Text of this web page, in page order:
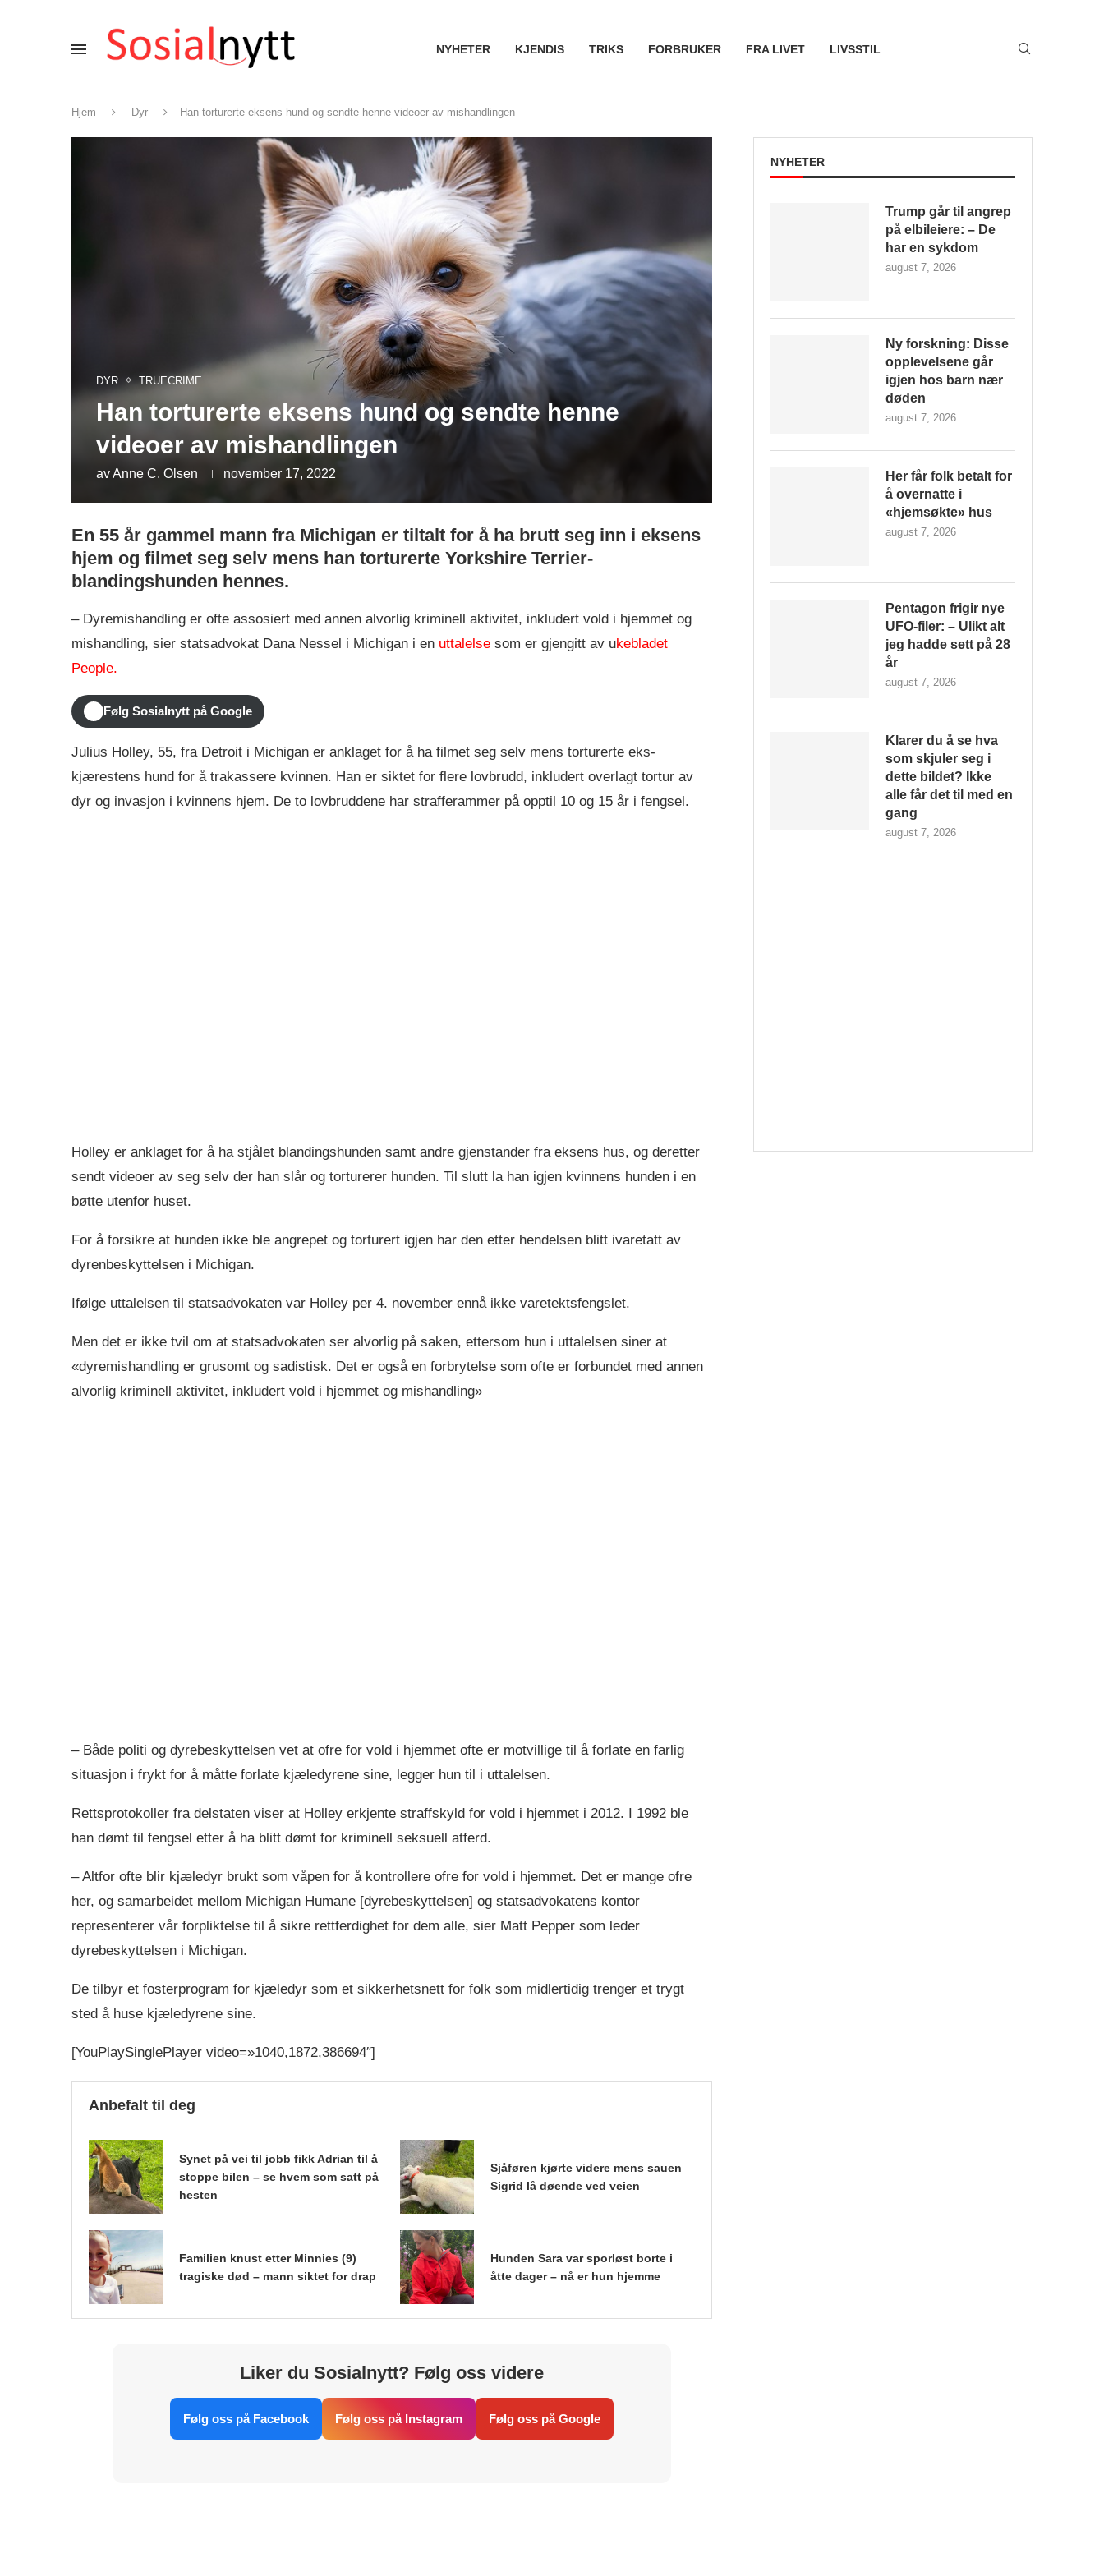
NYHETER KJENDIS TRIKS FORBRUKER FRA LIVET LIVSSTIL
Hjem Dyr Han torturerte eksens hund og sendte henne videoer av mishandlingen
DYR TRUECRIME
Han torturerte eksens hund og sendte henne
videoer av mishandlingen
avAnne C. Olsen november 17, 2022
En 55 år gammel mann fra Michigan er tiltalt for å ha brutt seg inn i eksens
hjem og filmet seg selv mens han torturerte Yorkshire Terrier-
blandingshunden hennes.
– Dyremishandling er ofte assosiert med annen alvorlig kriminell aktivitet, inkludert vold i hjemmet og
mishandling, sier statsadvokat Dana Nessel i Michigan i en uttalelse som er gjengitt av ukebladet
People.
Følg Sosialnytt på Google
Julius Holley, 55, fra Detroit i Michigan er anklaget for å ha filmet seg selv mens torturerte eks-
kjærestens hund for å trakassere kvinnen. Han er siktet for flere lovbrudd, inkludert overlagt tortur av
dyr og invasjon i kvinnens hjem. De to lovbruddene har strafferammer på opptil 10 og 15 år i fengsel.
Holley er anklaget for å ha stjålet blandingshunden samt andre gjenstander fra eksens hus, og deretter
sendt videoer av seg selv der han slår og torturerer hunden. Til slutt la han igjen kvinnens hunden i en
bøtte utenfor huset.
For å forsikre at hunden ikke ble angrepet og torturert igjen har den etter hendelsen blitt ivaretatt av
dyrenbeskyttelsen i Michigan.
Ifølge uttalelsen til statsadvokaten var Holley per 4. november ennå ikke varetektsfengslet.
Men det er ikke tvil om at statsadvokaten ser alvorlig på saken, ettersom hun i uttalelsen siner at
«dyremishandling er grusomt og sadistisk. Det er også en forbrytelse som ofte er forbundet med annen
alvorlig kriminell aktivitet, inkludert vold i hjemmet og mishandling»
– Både politi og dyrebeskyttelsen vet at ofre for vold i hjemmet ofte er motvillige til å forlate en farlig
situasjon i frykt for å måtte forlate kjæledyrene sine, legger hun til i uttalelsen.
Rettsprotokoller fra delstaten viser at Holley erkjente straffskyld for vold i hjemmet i 2012. I 1992 ble
han dømt til fengsel etter å ha blitt dømt for kriminell seksuell atferd.
– Altfor ofte blir kjæledyr brukt som våpen for å kontrollere ofre for vold i hjemmet. Det er mange ofre
her, og samarbeidet mellom Michigan Humane [dyrebeskyttelsen] og statsadvokatens kontor
representerer vår forpliktelse til å sikre rettferdighet for dem alle, sier Matt Pepper som leder
dyrebeskyttelsen i Michigan.
De tilbyr et fosterprogram for kjæledyr som et sikkerhetsnett for folk som midlertidig trenger et trygt
sted å huse kjæledyrene sine.
[YouPlaySinglePlayer video=»1040,1872,386694″]
Anbefalt til deg
Synet på vei til jobb fikk Adrian til å
stoppe bilen – se hvem som satt på
hesten
Sjåføren kjørte videre mens sauen
Sigrid lå døende ved veien
Familien knust etter Minnies (9)
tragiske død – mann siktet for drap
Hunden Sara var sporløst borte i
åtte dager – nå er hun hjemme
Liker du Sosialnytt? Følg oss videre
Følg oss på Facebook Følg oss på Instagram Følg oss på Google
NYHETER
Trump går til angrep
på elbileiere: – De
har en sykdom
august 7, 2026
Ny forskning: Disse
opplevelsene går
igjen hos barn nær
døden
august 7, 2026
Her får folk betalt for
å overnatte i
«hjemsøkte» hus
august 7, 2026
Pentagon frigir nye
UFO-filer: – Ulikt alt
jeg hadde sett på 28
år
august 7, 2026
Klarer du å se hva
som skjuler seg i
dette bildet? Ikke
alle får det til med en
gang
august 7, 2026